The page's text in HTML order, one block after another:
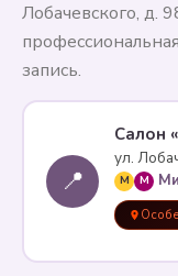
Лобачевского, д.
запись.
📍
Салон
ул.
M M